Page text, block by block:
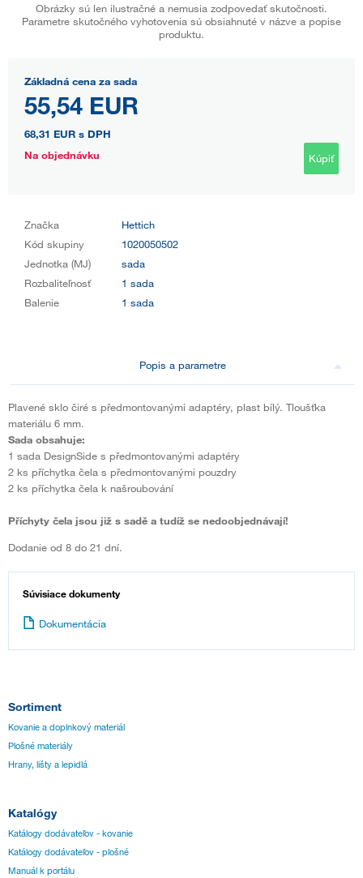
Obrázky sú len ilustračné a nemusia zodpovedať skutočnosti.
Parametre skutočného vyhotovenia sú obsiahnuté v názve a popise
produktu.
Základná cena za sada
55,54 EUR
68,31 EUR s DPH
Na objednávku
Kúpiť
Značka
Hettich
Kód skupiny
1020050502
Jednotka (MJ)
sada
Rozbaliteľnosť
1 sada
Balenie
1 sada
Popis a parametre
Plavené sklo čiré s předmontovanými adaptéry, plast bílý. Tloušťka
materiálu 6 mm.
Sada obsahuje:
1 sada DesignSide s předmontovanými adaptéry
2 ks příchytka čela s předmontovanými pouzdry
2 ks příchytka čela k našroubování
Příchyty čela jsou již s sadě a tudíž se nedoobjednávají!
Dodanie od 8 do 21 dní.
Súvisiace dokumenty
Dokumentácia
Sortiment
Kovanie a doplnkový materiál
Plošné materiály
Hrany, lišty a lepidlá
Katalógy
Katálogy dodávateľov - kovanie
Katálogy dodávateľov - plošné
Manuál k portálu